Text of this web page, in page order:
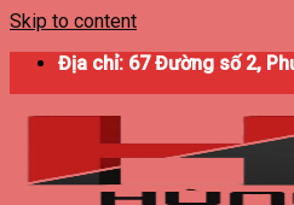
Skip to content
Địa chỉ: 67 Đường số 2,